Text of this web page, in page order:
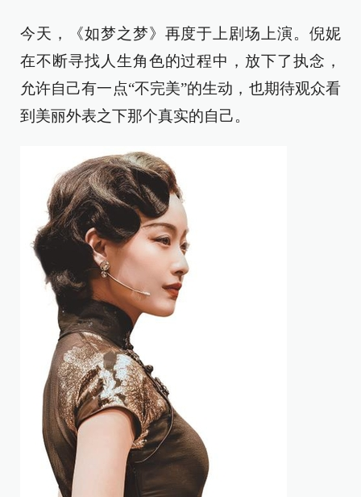
今天，《如梦之梦》再度于上剧场上演。倪妮
在不断寻找人生角色的过程中，放下了执念，
允许自己有一点“不完美”的生动，也期待观众看
到美丽外表之下那个真实的自己。